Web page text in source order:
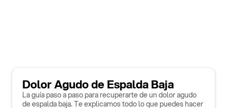
Dolor Agudo de Espalda Baja
La guía paso a paso para recuperarte de un dolor agudo
de espalda baja. Te explicamos todo lo que puedes hacer